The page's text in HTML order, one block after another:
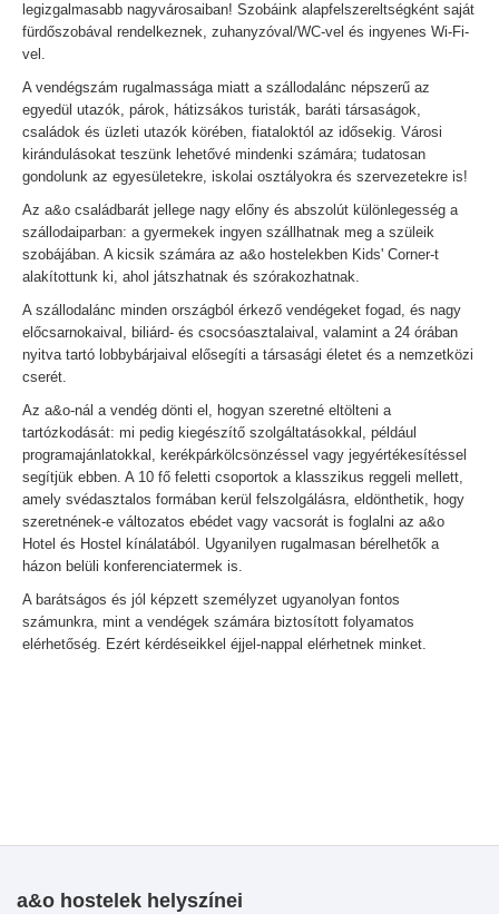
legizgalmasabb nagyvárosaiban! Szobáink alapfelszereltségként saját
fürdőszobával rendelkeznek, zuhanyzóval/WC-vel és ingyenes Wi-Fi-
vel.
A vendégszám rugalmassága miatt a szállodalánc népszerű az
egyedül utazók, párok, hátizsákos turisták, baráti társaságok,
családok és üzleti utazók körében, fiataloktól az idősekig. Városi
kirándulásokat teszünk lehetővé mindenki számára; tudatosan
gondolunk az egyesületekre, iskolai osztályokra és szervezetekre is!
Az a&o családbarát jellege nagy előny és abszolút különlegesség a
szállodaiparban: a gyermekek ingyen szállhatnak meg a szüleik
szobájában. A kicsik számára az a&o hostelekben Kids' Corner-t
alakítottunk ki, ahol játszhatnak és szórakozhatnak.
A szállodalánc minden országból érkező vendégeket fogad, és nagy
előcsarnokaival, biliárd- és csocsóasztalaival, valamint a 24 órában
nyitva tartó lobbybárjaival elősegíti a társasági életet és a nemzetközi
cserét.
Az a&o-nál a vendég dönti el, hogyan szeretné eltölteni a
tartózkodását: mi pedig kiegészítő szolgáltatásokkal, például
programajánlatokkal, kerékpárkölcsönzéssel vagy jegyértékesítéssel
segítjük ebben. A 10 fő feletti csoportok a klasszikus reggeli mellett,
amely svédasztalos formában kerül felszolgálásra, eldönthetik, hogy
szeretnének-e változatos ebédet vagy vacsorát is foglalni az a&o
Hotel és Hostel kínálatából. Ugyanilyen rugalmasan bérelhetők a
házon belüli konferenciatermek is.
A barátságos és jól képzett személyzet ugyanolyan fontos
számunkra, mint a vendégek számára biztosított folyamatos
elérhetőség. Ezért kérdéseikkel éjjel-nappal elérhetnek minket.
a&o hostelek helyszínei